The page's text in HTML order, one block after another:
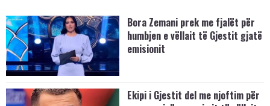
Bora Zemani prek me fjalët për
humbjen e vëllait të Gjestit gjatë
emisionit
Ekipi i Gjestit del me njoftim për